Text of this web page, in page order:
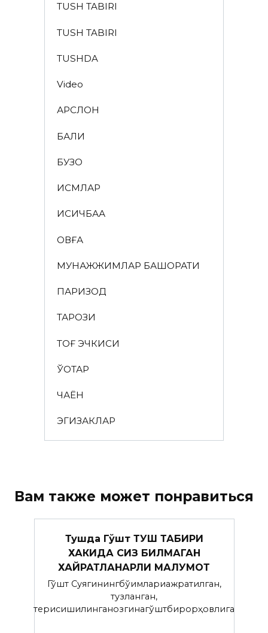
TUSH TABIRI
TUSH TABIRI
TUSHDA
Video
АРСЛОН
БАЛИҚ
БУЗОҚ
ИСМЛАР
ҚИСҚИЧБАҚА
ҚОВҒА
МУНАЖЖИМЛАР БАШОРАТИ
ПАРИЗОД
ТАРОЗИ
ТОҒ ЭЧКИСИ
ЎҚОТАР
ЧАЁН
ЭГИЗАКЛАР
Вам также может понравиться
Тушда Гўшт ТУШ ТАБИРИ
ХАКИДА СИЗ БИЛМАГАН
ХАЙРАТЛАНАРЛИ МАЛУМОТ
Гўшт Суягинингбўғимлариажратилган,
тузланган,
терисишилинганозгинагўштбирорҳовлига